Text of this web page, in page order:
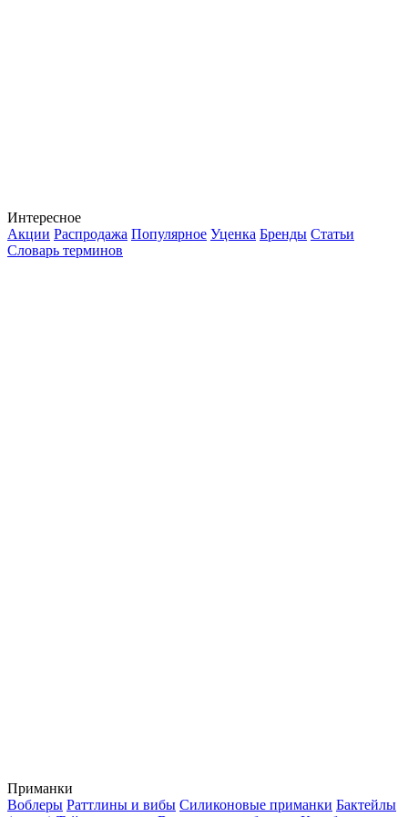
Интересное
Акции Распродажа Популярное Уценка Бренды Статьи
Словарь терминов
Приманки
Воблеры Раттлины и вибы Силиконовые приманки Бактейлы